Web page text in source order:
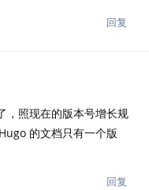
回复
，照现在的版本号增长规
的文档只有一个版
回复